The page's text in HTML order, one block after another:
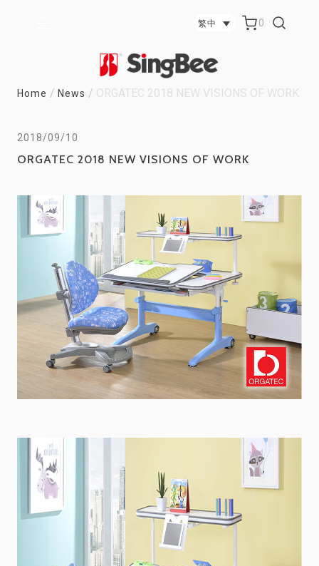
繁中 0
Home / News / ORGATEC 2018 NEW VISIONS OF WORK
2018/09/10
ORGATEC 2018 NEW VISIONS OF WORK